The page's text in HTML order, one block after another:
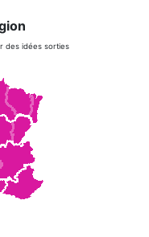
des idées sorties